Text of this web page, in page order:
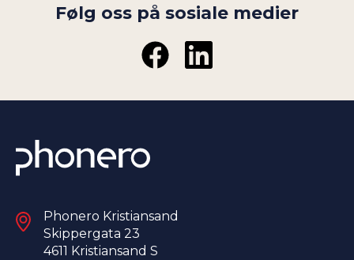
Følg oss på sosiale medier
Phonero Kristiansand
Skippergata 23
4611 Kristiansand S​